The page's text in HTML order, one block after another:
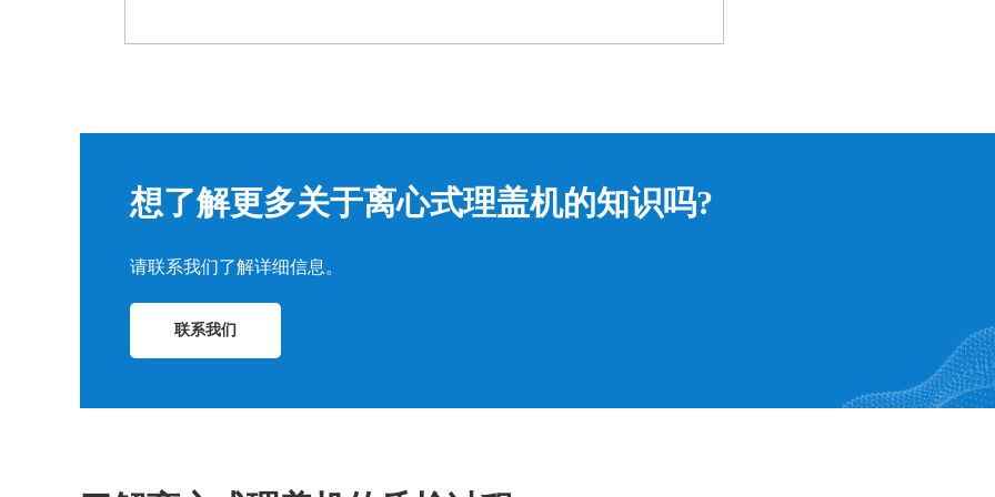
想了解更多关于离心式理盖机的知识吗?
请联系我们了解详细信息。
联系我们